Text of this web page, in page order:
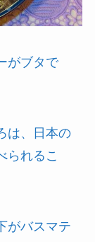
がブタで
は、日本の
られるこ
がバスマテ